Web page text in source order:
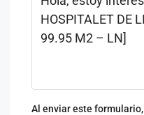
Al enviar este